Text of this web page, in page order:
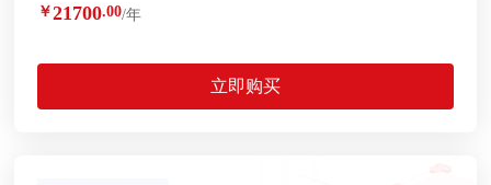
￥21700.00/年
立即购买